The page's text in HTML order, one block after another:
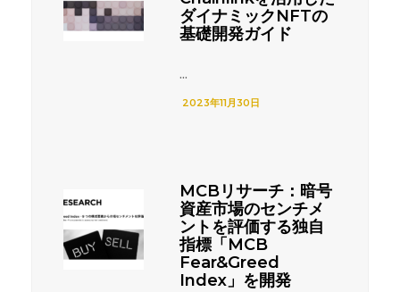
ダイナミックNFTの
基礎開発ガイド
...
2023年11月30日
MCBリサーチ：暗号
資産市場のセンチメ
ントを評価する独自
指標「MCB
Fear&Greed
Index」を開発